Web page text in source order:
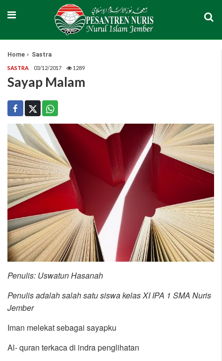
Home Sastra
SASTRA 03/12/2017 1289
Sayap Malam
Penulis: Uswatun Hasanah
Penulis adalah salah satu siswa kelas XI IPA 1 SMA Nuris
Jember
Iman melekat sebagai sayapku
Al- quran terkaca di indra penglihatan